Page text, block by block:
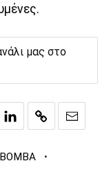
μας στο
ΒΟΜΒΑ ·